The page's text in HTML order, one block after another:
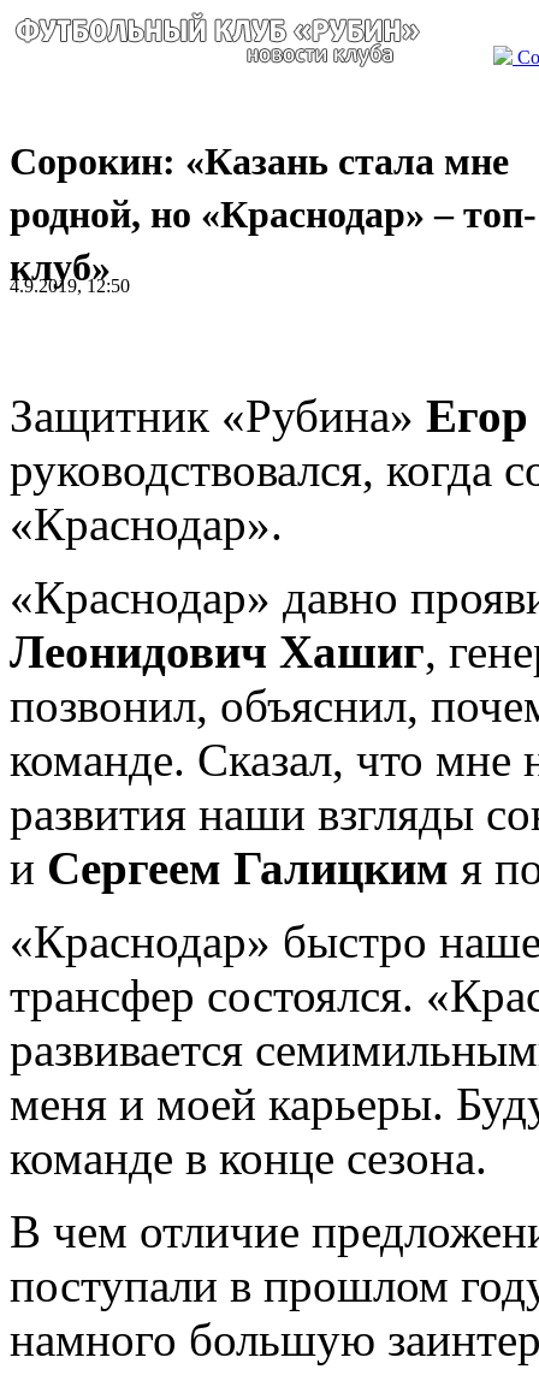
Сорокин: «Казань стала мне
родной, но «Краснодар» – топ-
клуб»
4.9.2019, 12:50
Защитник «Рубина»
руководствовался, когда
«Краснодар».
«Краснодар» давно
Леонидович Хашиг,
позвонил, объяснил,
команде. Сказал, что мне
развития наши взгляды
и Сергеем Галицким я
«Краснодар» быстро
трансфер состоялся.
развивается
меня и моей карьеры.
команде в конце сезона.
В чем отличие
поступали в прошлом
намного большую